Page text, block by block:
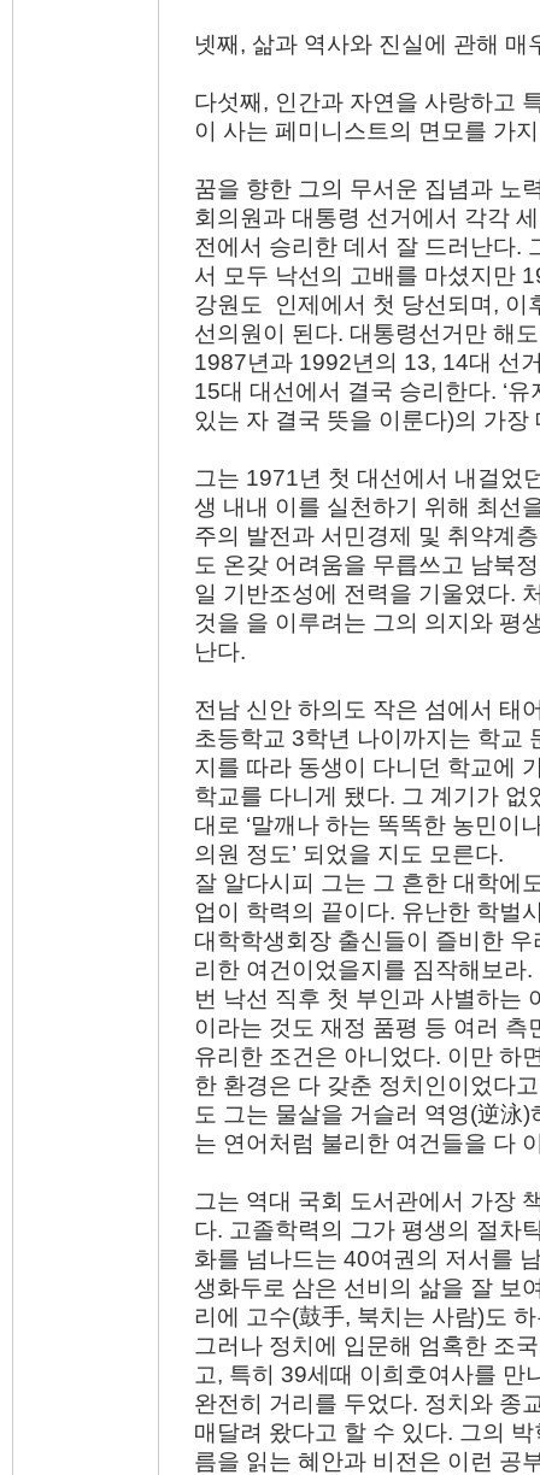
넷째, 삶과 역사와 진실에 관해 매
다섯째, 인간과 자연을 사랑하고
이 사는 페미니스트의 면모를 가
꿈을 향한 그의 무서운 집념과 노
회의원과 대통령 선거에서 각각
전에서 승리한 데서 잘 드러난다.
서 모두 낙선의 고배를 마셨지만
강원도 인제에서 첫 당선되며, 이
선의원이 된다. 대통령선거만 해
1987년과 1992년의 13, 14대 선
15대 대선에서 결국 승리한다. ‘
있는 자 결국 뜻을 이룬다)의 가
그는 1971년 첫 대선에서 내걸었
생 내내 이를 실천하기 위해 최선
주의 발전과 서민경제 및 취약계
도 온갖 어려움을 무릅쓰고 남북
일 기반조성에 전력을 기울였다.
것을 을 이루려는 그의 의지와 평
난다.
전남 신안 하의도 작은 섬에서 태
초등학교 3학년 나이까지는 학교
지를 따라 동생이 다니던 학교에
학교를 다니게 됐다. 그 계기가
대로 ‘말깨나 하는 똑똑한 농민이
의원 정도’ 되었을 지도 모른다.
잘 알다시피 그는 그 흔한 대학에
업이 학력의 끝이다. 유난한 학벌
대학학생회장 출신들이 즐비한
리한 여건이었을지를 짐작해보라
번 낙선 직후 첫 부인과 사별하는
이라는 것도 재정 품평 등 여러
유리한 조건은 아니었다. 이만 하
한 환경은 다 갖춘 정치인이었다
도 그는 물살을 거슬러 역영(逆泳
는 연어처럼 불리한 여건들을 다
그는 역대 국회 도서관에서 가장
다. 고졸학력의 그가 평생의 절차
화를 넘나드는 40여권의 저서를
생화두로 삼은 선비의 삶을 잘 보
리에 고수(鼓手, 북치는 사람)도
그러나 정치에 입문해 엄혹한 조
고, 특히 39세때 이희호여사를 만
완전히 거리를 두었다. 정치와 종
매달려 왔다고 할 수 있다. 그의
름을 읽는 혜안과 비전은 이런 공